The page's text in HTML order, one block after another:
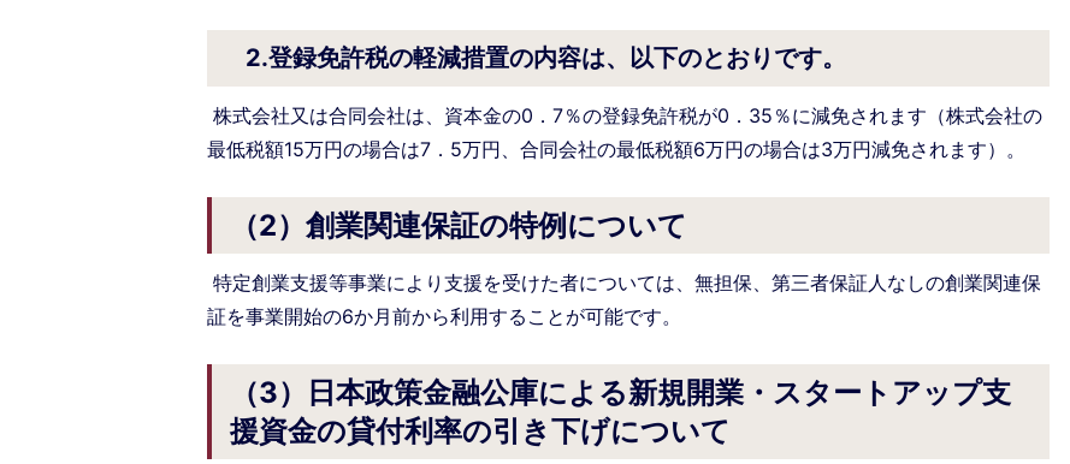
2.登録免許税の軽減措置の内容は、以下のとおりです。
株式会社又は合同会社は、資本金の0．7％の登録免許税が0．35％に減免されます（株式会社の
最低税額15万円の場合は7．5万円、合同会社の最低税額6万円の場合は3万円減免されます）。
（2）創業関連保証の特例について
特定創業支援等事業により支援を受けた者については、無担保、第三者保証人なしの創業関連保
証を事業開始の6か月前から利用することが可能です。
（3）日本政策金融公庫による新規開業・スタートアップ支
援資金の貸付利率の引き下げについて